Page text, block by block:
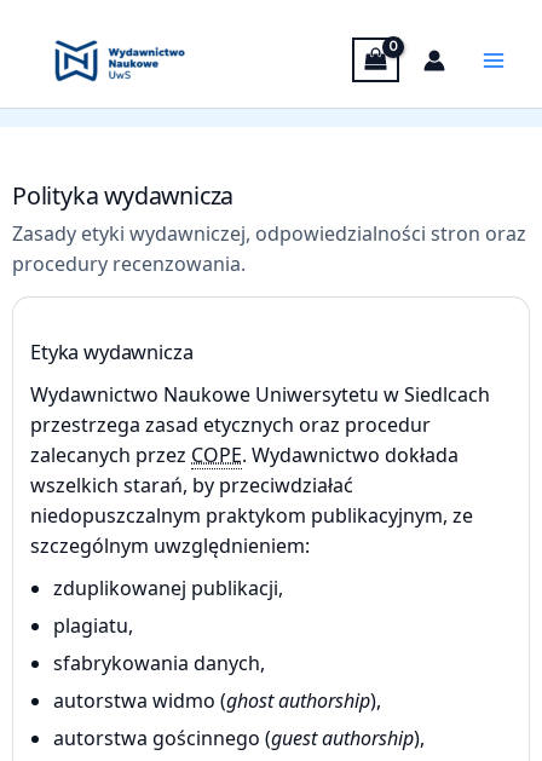
Polityka wydawnicza
Zasady etyki wydawniczej, odpowiedzialności stron oraz
procedury recenzowania.
Etyka wydawnicza
Wydawnictwo Naukowe Uniwersytetu w Siedlcach
przestrzega zasad etycznych oraz procedur
zalecanych przez COPE. Wydawnictwo dokłada
wszelkich starań, by przeciwdziałać
niedopuszczalnym praktykom publikacyjnym, ze
szczególnym uwzględnieniem:
zduplikowanej publikacji,
plagiatu,
sfabrykowania danych,
autorstwa widmo (ghost authorship),
autorstwa gościnnego (guest authorship),